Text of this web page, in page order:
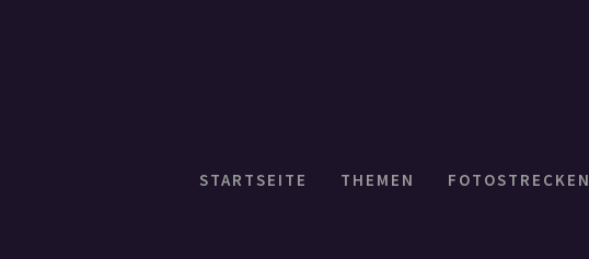
STARTSEITE THEMEN FOTOSTRECKEN